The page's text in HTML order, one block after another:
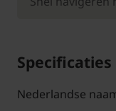
Specificaties
Nederlandse